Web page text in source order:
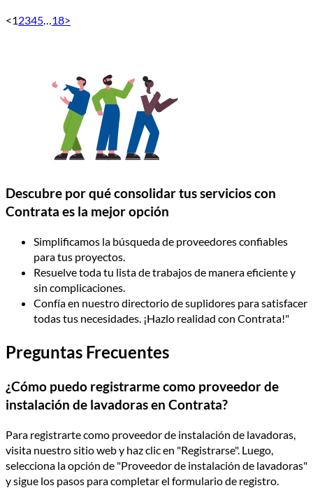
<12345 18>
Descubre por qué consolidar tus servicios con
Contrata es la mejor opción
Simplificamos la búsqueda de proveedores confiables
para tus proyectos.
Resuelve toda tu lista de trabajos de manera eficiente y
sin complicaciones.
Confía en nuestro directorio de suplidores para satisfacer
todas tus necesidades. ¡Hazlo realidad con Contrata!"
Preguntas Frecuentes
¿Cómo puedo registrarme como proveedor de
instalación de lavadoras en Contrata?
Para registrarte como proveedor de instalación de lavadoras,
visita nuestro sitio web y haz clic en "Registrarse". Luego,
selecciona la opción de "Proveedor de instalación de lavadoras"
y sigue los pasos para completar el formulario de registro.